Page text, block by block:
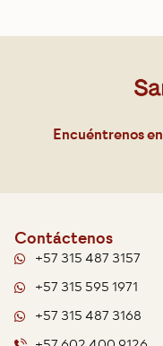
Encuéntrenos en
Contáctenos
+57 315 487 3157
+57 315 595 1971
+57 315 487 3168